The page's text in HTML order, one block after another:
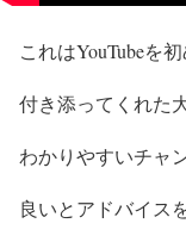
これはYouTubeを
付き添ってくれた
わかりやすいチャ
良いとアドバイス